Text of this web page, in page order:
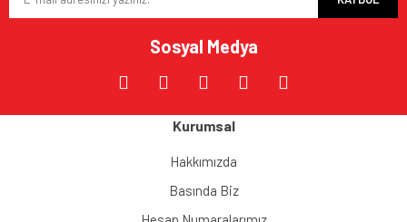
Sosyal Medya
Kurumsal
Hakkımızda
Basında Biz